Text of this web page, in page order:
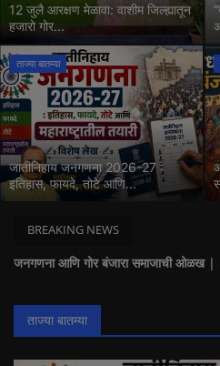
12 जुलै आरक्षण मेळावा: वाशीम जिल्ह्यातून
हजारो गोर...
ताज्या बातम्या
जातीनिहाय जनगणना 2026-27 :
इतिहास, फायदे, तोटे आणि...
BREAKING NEWS
ताज्या बातम्या